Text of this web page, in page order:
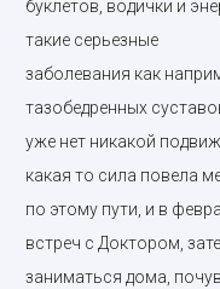
буклетов, водички и
такие серьезные
заболевания как
тазобедренных
уже нет никакой
какая то сила повела
по этому пути, и в
встреч с Доктором,
заниматься дома,